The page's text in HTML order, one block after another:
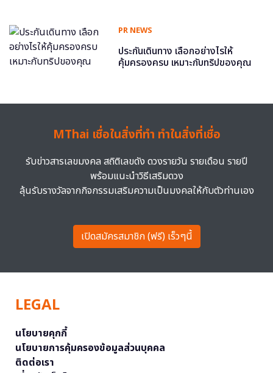
PR NEWS
ประกันเดินทาง เลือกอย่างไรให้
คุ้มครองครบ เหมาะกับทริปของคุณ
MThai เชื่อในสิ่งที่ทำ ทำในสิ่งที่เชื่อ
รับข่าวสารเลขมงคล สถิติเลขดัง ดวงรายวัน รายเดือน รายปี
พร้อมแนะนำวิธีเสริมดวง
ลุ้นรับรางวัลจากกิจกรรมเสริมความเป็นมงคลให้กับตัวท่านเอง
เปิดสมัครสมาชิก (ฟรี) เร็วๆนี้
LEGAL
นโยบายคุกกี้
นโยบายการคุ้มครองข้อมูลส่วนบุคคล
ติดต่อเรา